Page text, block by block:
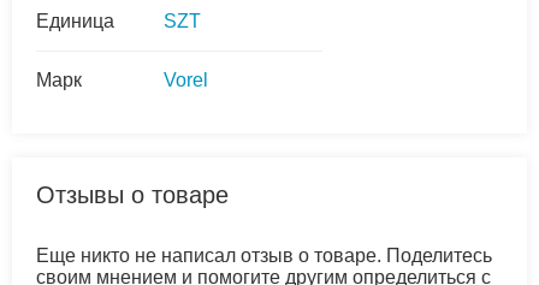
Единица SZT
Марк Vorel
Отзывы о товаре
Еще никто не написал отзыв о товаре. Поделитесь
своим мнением и помогите другим определиться с